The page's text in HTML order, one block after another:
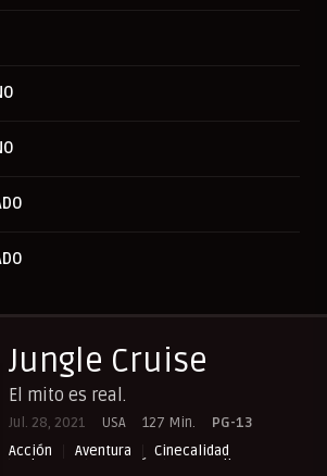
Jungle Cruise
El mito es real.
Jul. 28, 2021 USA 127 Min.
PG-13
Acción
Aventura
Cinecalidad
Disney+
Fantasía
NewPelis org